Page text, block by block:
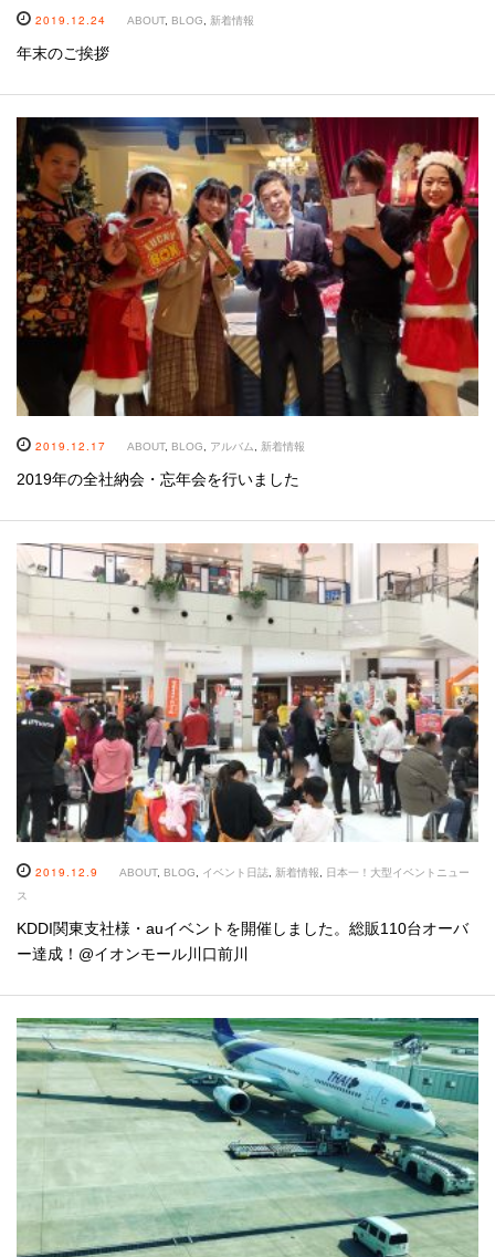
2019.12.24 ABOUT, BLOG, 新着情報
年末のご挨拶
2019.12.17 ABOUT, BLOG アルバム 新着情報
2019年の全社納会・忘年会を行いました
2019.12.9 ABOUT, BLOG イベント日誌 新着情報
日本一！大型イベントニュー
ス
KDDI関東支社様・auイベントを開催しました。総販110台オーバ
ー達成！@イオンモール川口前川